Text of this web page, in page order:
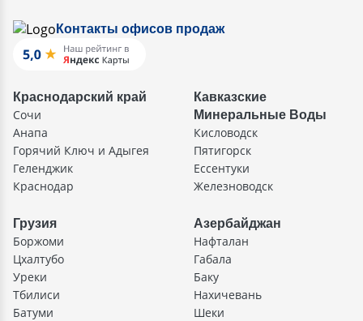
Контакты офисов продаж
Краснодарский край
Сочи
Анапа
Горячий Ключ и Адыгея
Геленджик
Краснодар
Кавказские
Минеральные Воды
Кисловодск
Пятигорск
Ессентуки
Железноводск
Грузия
Боржоми
Цхалтубо
Уреки
Тбилиси
Батуми
Азербайджан
Нафталан
Габала
Баку
Нахичевань
Шеки